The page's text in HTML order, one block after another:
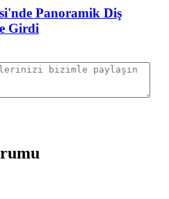
Panoramik Diş
Girdi